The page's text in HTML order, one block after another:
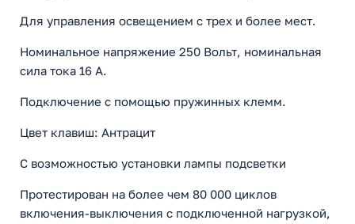
Для управления освещением с трех и более мест.
Номинальное напряжение 250 Вольт, номинальная
сила тока 16 A.
Подключение с помощью пружинных клемм.
Цвет клавиш: Антрацит
С возможностью установки лампы подсветки
Протестирован на более чем 80 000 циклов
включения-выключения с подключенной нагрузкой,